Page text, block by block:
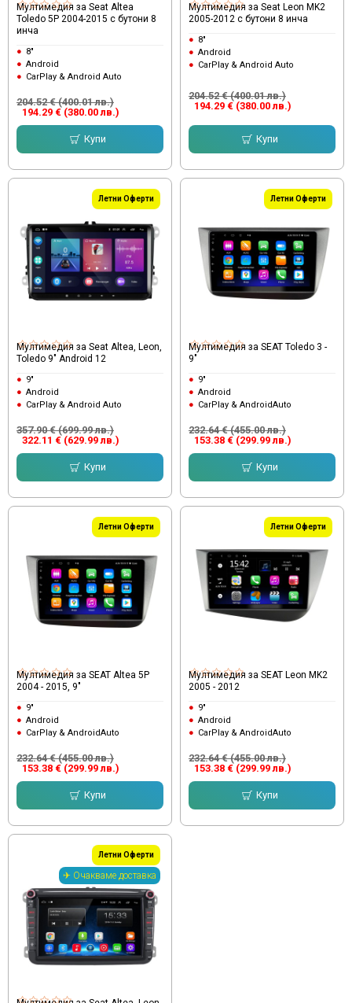
Мултимедия за Seat Altea
Toledo 5P 2004-2015 с бутони 8
инча
8"
Android
CarPlay & Android Auto
194.29 € (380.00 лв.)
204.52 € (400.01 лв.)
Купи
Мултимедия за Seat Leon MK2
2005-2012 с бутони 8 инча
8"
Android
CarPlay & Android Auto
194.29 € (380.00 лв.)
204.52 € (400.01 лв.)
Купи
Летни Оферти
Мултимедия за Seat Altea, Leon,
Toledo 9" Android 12
9"
Android
CarPlay & Android Auto
322.11 € (629.99 лв.)
357.90 € (699.99 лв.)
Купи
Летни Оферти
Мултимедия за SEAT Toledo 3 -
9"
9"
Android
CarPlay & AndroidAuto
153.38 € (299.99 лв.)
232.64 € (455.00 лв.)
Купи
Летни Оферти
Мултимедия за SEAT Altea 5P
2004 - 2015, 9"
9"
Android
CarPlay & AndroidAuto
153.38 € (299.99 лв.)
232.64 € (455.00 лв.)
Купи
Летни Оферти
Мултимедия за SEAT Leon MK2
2005 - 2012
9"
Android
CarPlay & AndroidAuto
153.38 € (299.99 лв.)
232.64 € (455.00 лв.)
Купи
Летни Оферти
✈ Очакваме доставка